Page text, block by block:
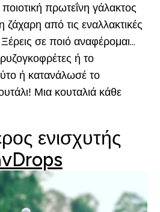
πρωτεΐνη γάλακτος
ζάχαρη από τις εναλλακτικές
σε ποιό αναφέρομαι...
ή το
ή κατανάλωσέ το
Μια κουταλιά κάθε
ενισχυτής